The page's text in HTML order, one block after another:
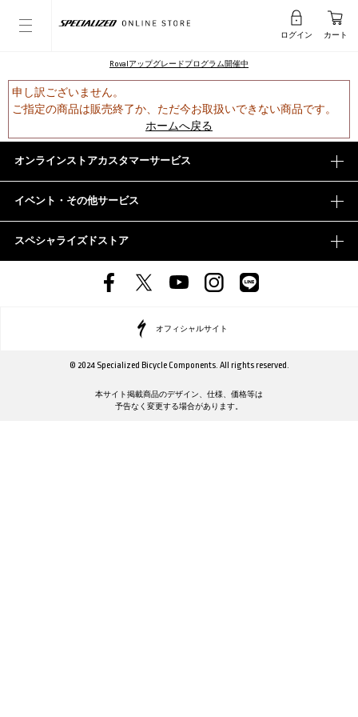
ログイン カート
Rovalアップグレードプログラム開催中
申し訳ございません。
ご指定の商品は販売終了か、ただ今お取扱いできない商品です。
ホームへ戻る
オンラインストアカスタマーサービス
イベント・その他サービス
スペシャライズドストア
オフィシャルサイト
© 2024 Specialized Bicycle Components. All rights reserved.
本サイト掲載商品のデザイン、仕様、価格等は
予告なく変更する場合があります。